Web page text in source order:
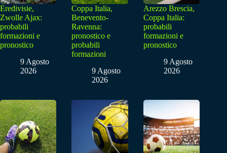
Eredivisie,
Zwolle Ajax:
probabili
formazioni e
pronostico
9 Agosto
2026
Coppa Italia,
Benevento-
Ravenna:
pronostico e
probabili
formazioni
9 Agosto
2026
Arezzo Brescia,
Coppa Italia:
probabili
formazioni e
pronostico
9 Agosto
2026